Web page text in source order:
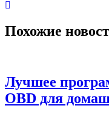
Похожие
Лучшее
OBD для